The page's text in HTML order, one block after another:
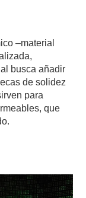
–material
busca añadir
de solidez
para
que